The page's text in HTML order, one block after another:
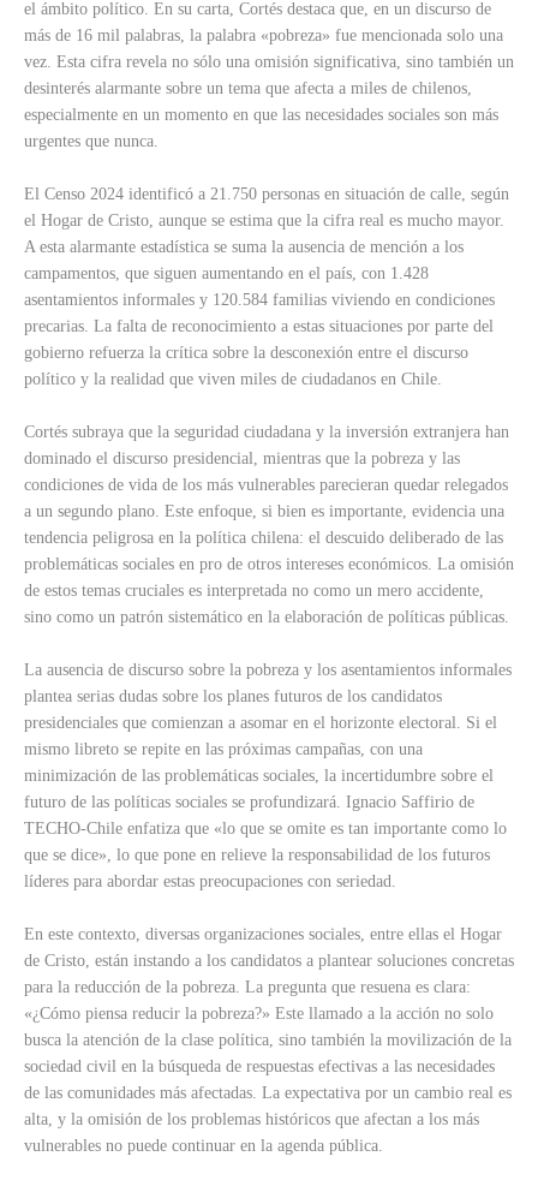
el ámbito político. En su carta, Cortés destaca que, en un discurso de
más de 16 mil palabras, la palabra «pobreza» fue mencionada solo una
vez. Esta cifra revela no sólo una omisión significativa, sino también un
desinterés alarmante sobre un tema que afecta a miles de chilenos,
especialmente en un momento en que las necesidades sociales son más
urgentes que nunca.
El Censo 2024 identificó a 21.750 personas en situación de calle, según
el Hogar de Cristo, aunque se estima que la cifra real es mucho mayor.
A esta alarmante estadística se suma la ausencia de mención a los
campamentos, que siguen aumentando en el país, con 1.428
asentamientos informales y 120.584 familias viviendo en condiciones
precarias. La falta de reconocimiento a estas situaciones por parte del
gobierno refuerza la crítica sobre la desconexión entre el discurso
político y la realidad que viven miles de ciudadanos en Chile.
Cortés subraya que la seguridad ciudadana y la inversión extranjera han
dominado el discurso presidencial, mientras que la pobreza y las
condiciones de vida de los más vulnerables parecieran quedar relegados
a un segundo plano. Este enfoque, si bien es importante, evidencia una
tendencia peligrosa en la política chilena: el descuido deliberado de las
problemáticas sociales en pro de otros intereses económicos. La omisión
de estos temas cruciales es interpretada no como un mero accidente,
sino como un patrón sistemático en la elaboración de políticas públicas.
La ausencia de discurso sobre la pobreza y los asentamientos informales
plantea serias dudas sobre los planes futuros de los candidatos
presidenciales que comienzan a asomar en el horizonte electoral. Si el
mismo libreto se repite en las próximas campañas, con una
minimización de las problemáticas sociales, la incertidumbre sobre el
futuro de las políticas sociales se profundizará. Ignacio Saffirio de
TECHO-Chile enfatiza que «lo que se omite es tan importante como lo
que se dice», lo que pone en relieve la responsabilidad de los futuros
líderes para abordar estas preocupaciones con seriedad.
En este contexto, diversas organizaciones sociales, entre ellas el Hogar
de Cristo, están instando a los candidatos a plantear soluciones concretas
para la reducción de la pobreza. La pregunta que resuena es clara:
«¿Cómo piensa reducir la pobreza?» Este llamado a la acción no solo
busca la atención de la clase política, sino también la movilización de la
sociedad civil en la búsqueda de respuestas efectivas a las necesidades
de las comunidades más afectadas. La expectativa por un cambio real es
alta, y la omisión de los problemas históricos que afectan a los más
vulnerables no puede continuar en la agenda pública.